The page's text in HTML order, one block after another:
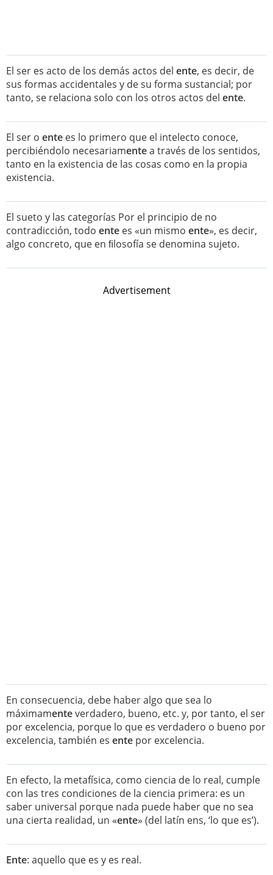
El ser es acto de los demás actos del ente, es decir, de
sus formas accidentales y de su forma sustancial; por
tanto, se relaciona solo con los otros actos del ente.
El ser o ente es lo primero que el intelecto conoce,
percibiéndolo necesariamentea través de los sentidos,
tanto en la existencia de las cosas como en la propia
existencia.
El sueto y las categorías Por el principio de no
contradicción, todo ente es «un mismo ente», es decir,
algo concreto, que en ﬁlosofía se denomina sujeto.
Advertisement
En consecuencia, debe haber algo que sea lo
máximamenteverdadero, bueno, etc. y, por tanto, el ser
por excelencia, porque lo que es verdadero o bueno por
excelencia, también es ente por excelencia.
En efecto, la metafísica, como ciencia de lo real, cumple
con las tres condiciones de la ciencia primera: es un
saber universal porque nada puede haber que no sea
una cierta realidad, un «ente» (del latín ens, ‘lo que es’).
Ente: aquello que es y es real.